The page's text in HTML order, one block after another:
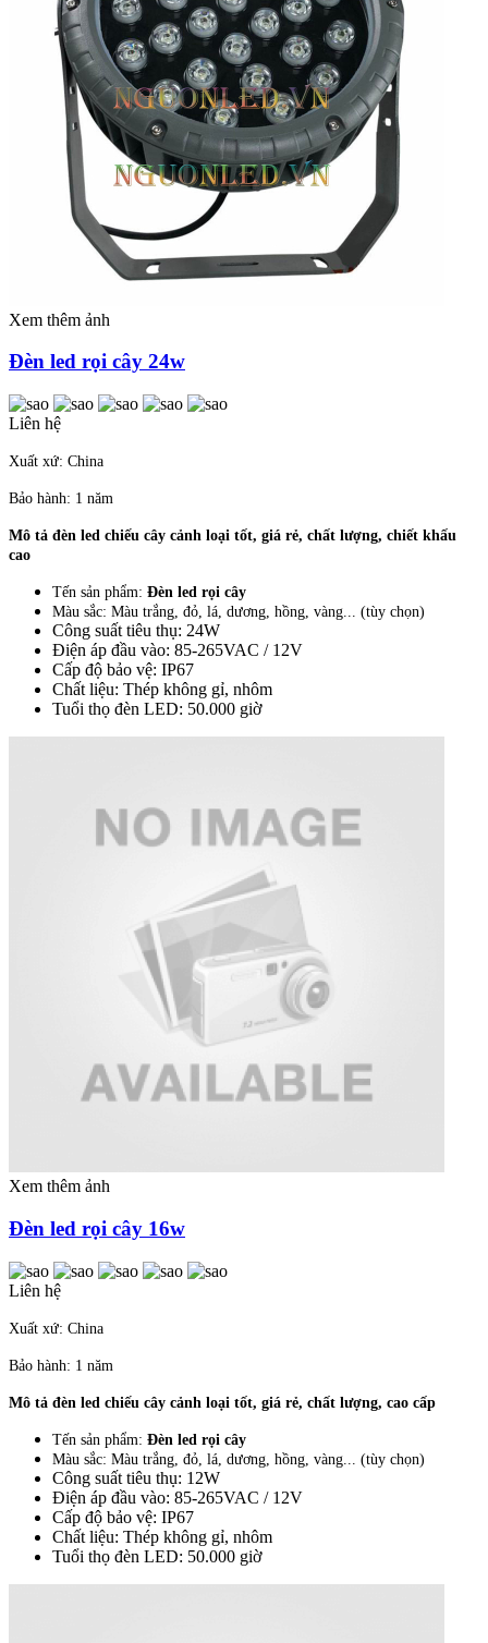
Xem thêm ảnh
Đèn led rọi cây 24w
Liên hệ
Xuất xứ: China
Bảo hành: 1 năm
Mô tả đèn led chiếu cây cảnh loại tốt, giá rẻ, chất lượng, chiết khấu
cao
Tến sản phẩm: Đèn led rọi cây
Màu sắc: Màu trắng, đỏ, lá, dương, hồng, vàng... (tùy chọn)
Công suất tiêu thụ: 24W
Điện áp đầu vào: 85-265VAC / 12V
Cấp độ bảo vệ: IP67
Chất liệu: Thép không gỉ, nhôm
Tuổi thọ đèn LED: 50.000 giờ
Xem thêm ảnh
Đèn led rọi cây 16w
Liên hệ
Xuất xứ: China
Bảo hành: 1 năm
Mô tả đèn led chiếu cây cảnh loại tốt, giá rẻ, chất lượng, cao cấp
Tến sản phẩm: Đèn led rọi cây
Màu sắc: Màu trắng, đỏ, lá, dương, hồng, vàng... (tùy chọn)
Công suất tiêu thụ: 12W
Điện áp đầu vào: 85-265VAC / 12V
Cấp độ bảo vệ: IP67
Chất liệu: Thép không gỉ, nhôm
Tuổi thọ đèn LED: 50.000 giờ